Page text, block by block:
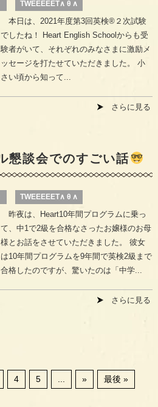
TWEEEEET∧ θ ∧
本日は、2021年度第3回英検®︎２次試験
でしたね！ Heart English Schoolからも受
験者がいて、それぞれのみなさまに激励メ
ッセージを打たせていただきました。 小
さい頃から知って...
さらに見る
懇談会でのすごい話
TWEEEEET∧ θ ∧
昨夜は、Heart10年間プログラムに乗っ
て、中1で2級を合格なさったお嬢様のお母
様とお話をさせていただきました。 彼女
は10年間プログラムを9年間で英検2級まで
合格したのですが、驚いたのは「中学...
さらに見る
4 5 » 最後 »